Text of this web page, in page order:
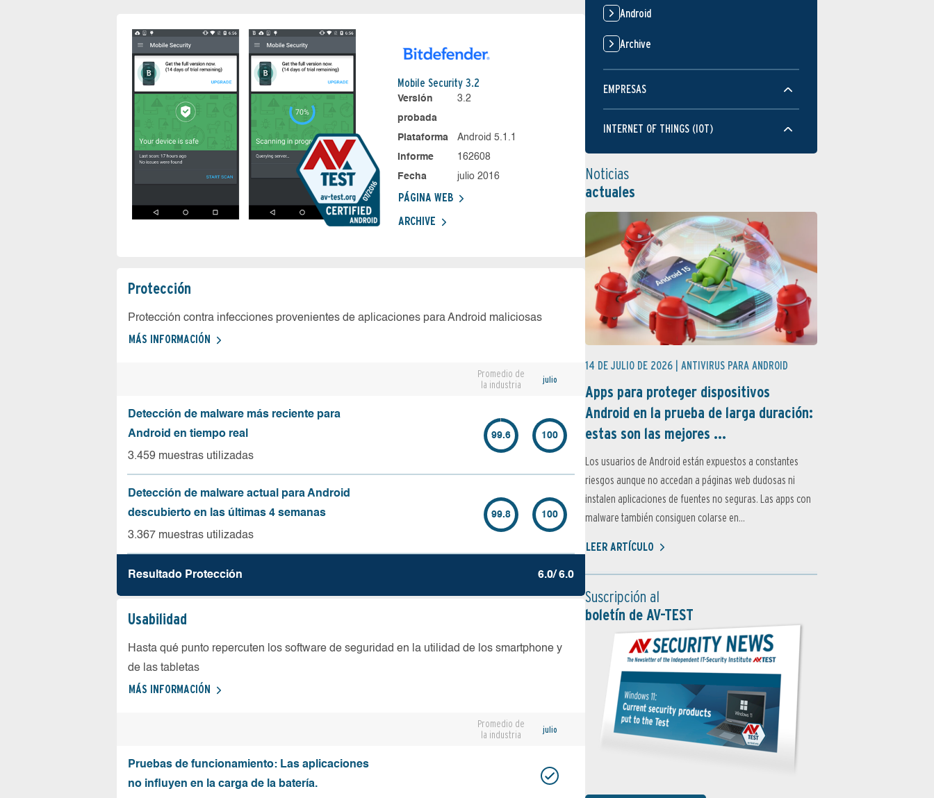
Mobile Security 3.2
Versión
probada
3.2
Plataforma
Android 5.1.1
Informe
162608
Fecha
julio 2016
PÁGINA WEB
ARCHIVE
Protección
Protección contra infecciones provenientes de aplicaciones para Android maliciosas
MÁS INFORMACIÓN
Promedio de
la industria
julio
Detección de malware más reciente para
Android en tiempo real
3.459 muestras utilizadas
99.6 100
Detección de malware actual para Android
descubierto en las últimas 4 semanas
3.367 muestras utilizadas
99.8 100
Resultado Protección 6.0/ 6.0
Usabilidad
Hasta qué punto repercuten los software de seguridad en la utilidad de los smartphone y
de las tabletas
MÁS INFORMACIÓN
Promedio de
la industria
julio
Pruebas de funcionamiento: Las aplicaciones
no influyen en la carga de la batería.
Android
Archive
EMPRESAS
INTERNET OF THINGS (IOT)
Noticias
actuales
14 DE JULIO DE 2026 | ANTIVIRUS PARA ANDROID
Apps para proteger dispositivos
Android en la prueba de larga duración:
estas son las mejores ...
Los usuarios de Android están expuestos a constantes
riesgos aunque no accedan a páginas web dudosas ni
instalen aplicaciones de fuentes no seguras. Las apps con
malware también consiguen colarse en...
LEER ARTÍCULO
Suscripción al
boletín de AV-TEST